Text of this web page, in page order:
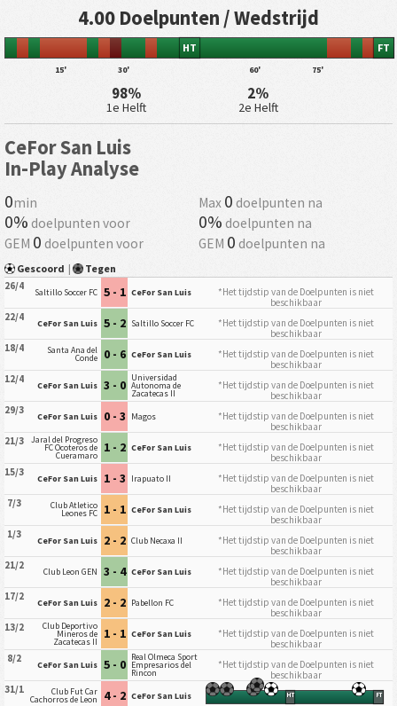
4.00 Doelpunten / Wedstrijd
15' 30'
HT
60' 75'
FT
98%
1e Helft
2%
2e Helft
CeFor San Luis
In-Play Analyse
0min Max 0 doelpunten na
0% doelpunten voor 0% doelpunten na
GEM 0 doelpunten voor GEM 0 doelpunten na
Gescoord | Tegen
26/4 Saltillo Soccer FC 5 - 1 CeFor San Luis
*Het tijdstip van de Doelpunten is niet
beschikbaar
22/4
CeFor San Luis 5 - 2 Saltillo Soccer FC
*Het tijdstip van de Doelpunten is niet
beschikbaar
18/4
Santa Ana del
Conde 0 - 6 CeFor San Luis
*Het tijdstip van de Doelpunten is niet
beschikbaar
12/4
CeFor San Luis 3 - 0 Universidad
Autonoma de
Zacatecas II
*Het tijdstip van de Doelpunten is niet
beschikbaar
29/3
CeFor San Luis 0 - 3 Magos
*Het tijdstip van de Doelpunten is niet
beschikbaar
21/3
Jaral del Progreso
FC Ocoteros de
Cueramaro 1 - 2 CeFor San Luis
*Het tijdstip van de Doelpunten is niet
beschikbaar
15/3
CeFor San Luis 1 - 3 Irapuato II
*Het tijdstip van de Doelpunten is niet
beschikbaar
7/3
Club Atletico
Leones FC 1 - 1 CeFor San Luis
*Het tijdstip van de Doelpunten is niet
beschikbaar
1/3
CeFor San Luis 2 - 2 Club Necaxa II
*Het tijdstip van de Doelpunten is niet
beschikbaar
21/2
Club Leon GEN 3 - 4 CeFor San Luis
*Het tijdstip van de Doelpunten is niet
beschikbaar
17/2
CeFor San Luis 2 - 2 Pabellon FC
*Het tijdstip van de Doelpunten is niet
beschikbaar
13/2
Club Deportivo
Mineros de
Zacatecas II 1 - 1 CeFor San Luis
*Het tijdstip van de Doelpunten is niet
beschikbaar
8/2
CeFor San Luis 5 - 0 Real Olmeca Sport
Empresarios del
Rincon
*Het tijdstip van de Doelpunten is niet
beschikbaar
31/1
Club Fut Car
Cachorros de Leon 4 - 2 CeFor San Luis HT FT